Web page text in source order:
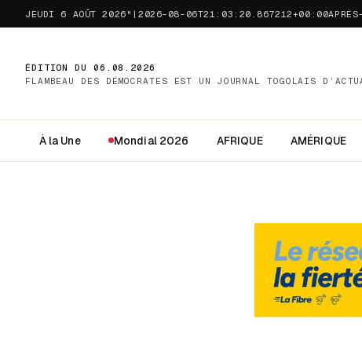
JEUDI 6 AOÛT 2026"|2026-08-
ÉDITION DU 06.08.2026
FLAMBEAU DES DÉMOCRATES EST UN JOURNAL TOGOLAIS
À la Une Mondial 2026 AFRIQUE AMÉRIQUE